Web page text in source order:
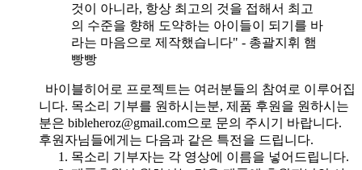
것이 아니라, 항상 최고의 것을 접해서 최고
의 수준을 향해 도약하는 아이들이 되기를 바
라는 마음으로 제작했습니다" - 총괄지휘 햄
빵빵
바이블히어로 프로젝트는 여러분들의 참여로 이루어집
니다. 목소리 기부를 원하시는분, 제품 후원을 원하시는
분은 bibleheroz@gmail.com으로 문의 주시기 바랍니다.
후원자님들에게는 다음과 같은 특전을 드립니다.
목소리 기부자는 각 영상에 이름을 넣어드립니다.